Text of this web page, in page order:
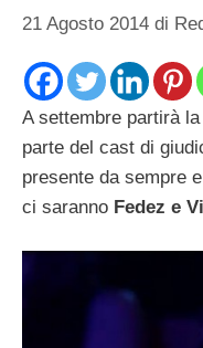
21 Agosto 2014 di
A settembre partirà
parte del cast di
presente da sempre e
ci saranno Fedez e